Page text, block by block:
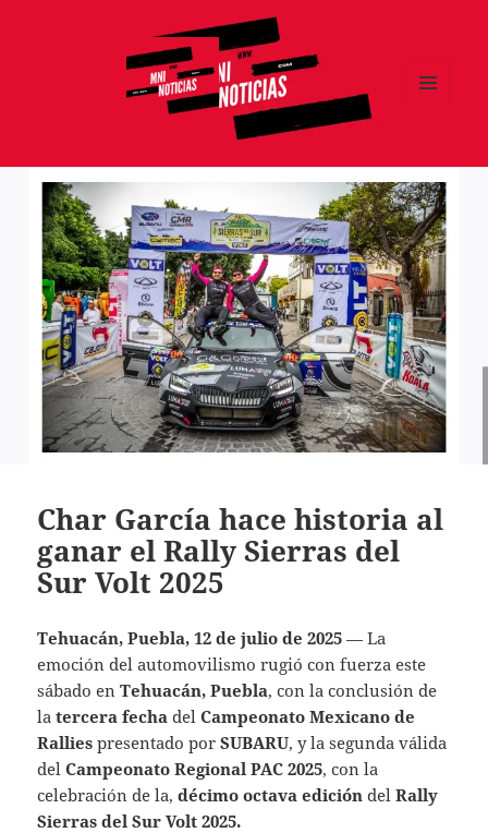
Char García hace historia al
ganar el Rally Sierras del
Sur Volt 2025
Tehuacán, Puebla, 12 de julio de 2025 — La
emoción del automovilismo rugió con fuerza este
sábado enTehuacán, Puebla, con la conclusión de
latercera fecha delCampeonato Mexicano de
Rallies presentado porSUBARU, y la segunda válida
delCampeonato Regional PAC 2025, con la
celebración de la,décimo octava edición delRally
Sierras del Sur Volt 2025.